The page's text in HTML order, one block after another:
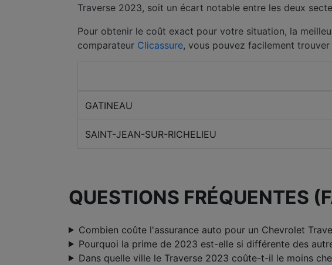
Traverse 2023, soit un écart notable entre les deux
Pour obtenir le coût exact pour votre situation, la
comparateur Clicassure, vous pouvez facilement
GATINEAU
SAINT-JEAN-SUR-RICHELIEU
QUESTIONS FRÉQUENTES
Combien coûte l'assurance auto pour un Chevrolet
Pourquoi la prime de 2023 est-elle si différente des
Dans quelle ville le Traverse 2023 coûte-t-il le moins